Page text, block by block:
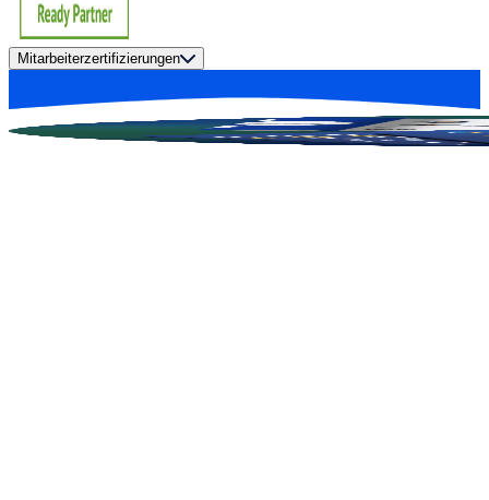
Mitarbeiterzertifizierungen